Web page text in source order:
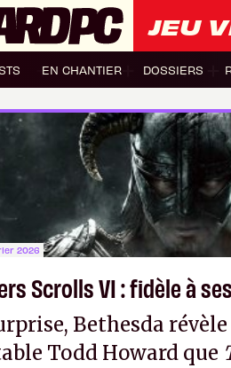
JEU
EN CHANTIER DOSSIERS
2026
Scrolls VI : fidèle à
Bethesda
Todd Howard que